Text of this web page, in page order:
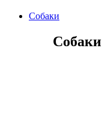
Собаки
Собаки